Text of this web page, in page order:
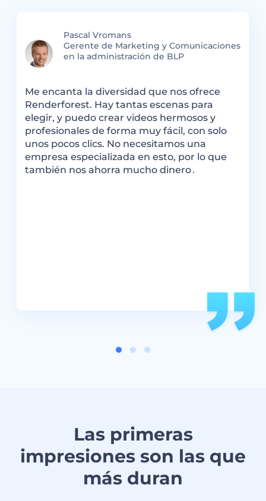
Pascal Vromans
Gerente de Marketing y Comunicaciones
en la administración de BLP
Me encanta la diversidad que nos ofrece
Renderforest. Hay tantas escenas para
elegir, y puedo crear videos hermosos y
profesionales de forma muy fácil, con solo
unos pocos clics. No necesitamos una
empresa especializada en esto, por lo que
también nos ahorra mucho dinero․
Las primeras
impresiones son las que
más duran